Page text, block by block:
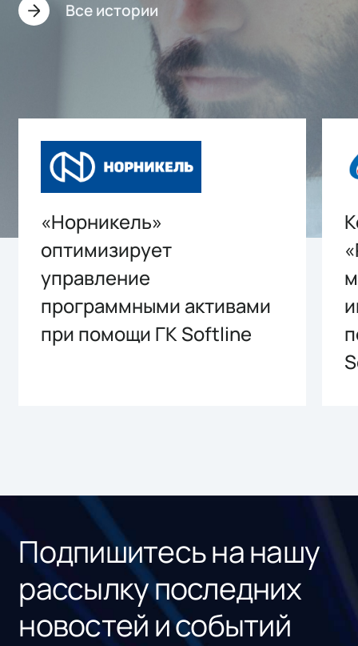
Все истории
«Норникель»
оптимизирует
управление
программными активами
при помощи ГК Softline
Подпишитесь на нашу
рассылку последних
новостей и событий